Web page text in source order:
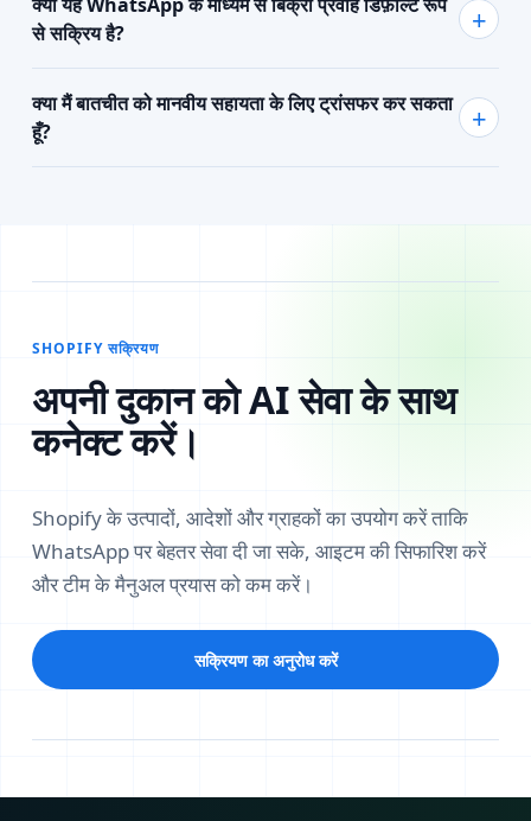
से सक्रिय है?
क्या मैं बातचीत को मानवीय सहायता के लिए ट्रांसफर कर सकता
हूँ?
SHOPIFY सक्रियण
अपनी दुकान को AI सेवा के साथ
कनेक्ट करें।
Shopify के उत्पादों, आदेशों और ग्राहकों का उपयोग करें ताकि
WhatsApp पर बेहतर सेवा दी जा सके, आइटम की सिफारिश करें
और टीम के मैनुअल प्रयास को कम करें।
सक्रियण का अनुरोध करें